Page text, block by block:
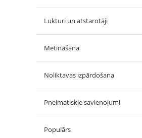
Lukturi un atstarotāji
Metināšana
Noliktavas izpārdošana
Pneimatiskie savienojumi
Populārs